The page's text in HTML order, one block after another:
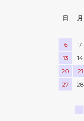
日
月
6
7
13
14
20
21
27
28
■